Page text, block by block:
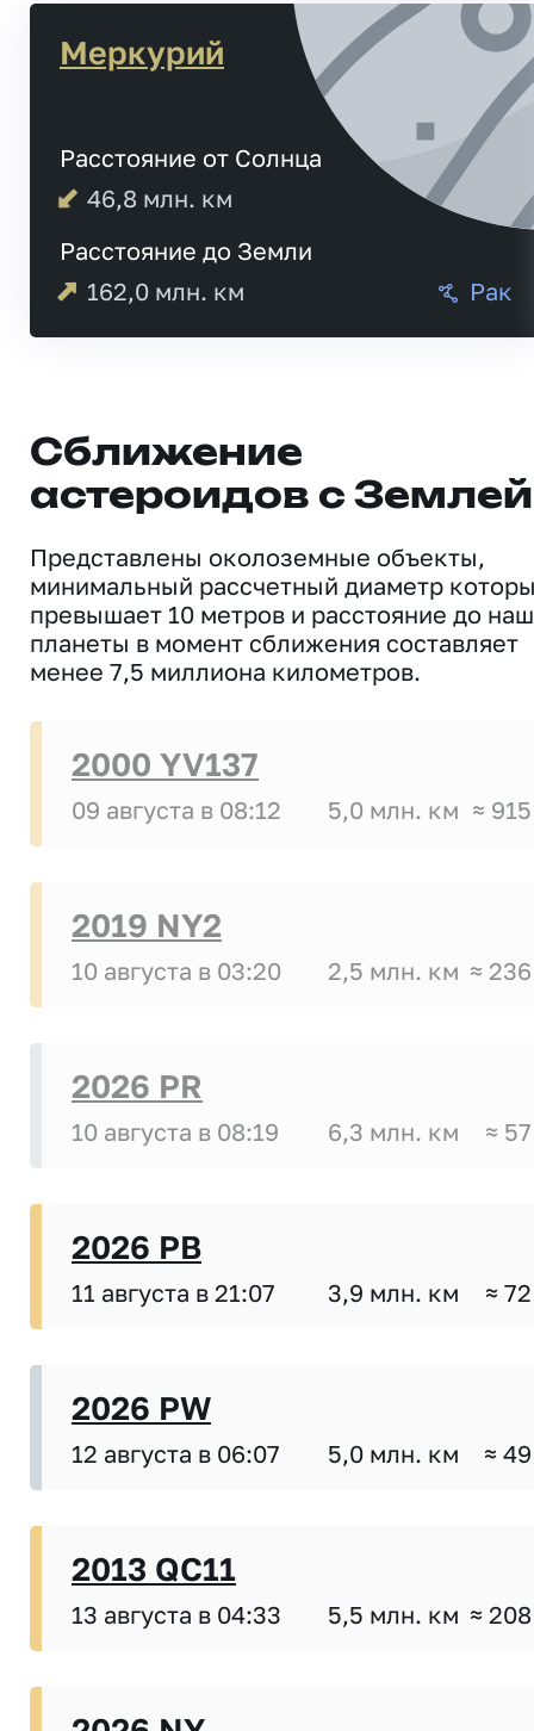
Меркурий
Расстояние от Солнца
46,8 млн. км
Расстояние до Земли
162,0 млн. км Рак
Сближение
астероидов с Землей
Представлены околоземные объекты,
минимальный рассчетный диаметр
превышает 10 метров и расстояние до
планеты в момент сближения составляет
менее 7,5 миллиона километров.
2000 YV137
09 августа в 08:12 5,0 млн. км ≈
2019 NY2
10 августа в 03:20 2,5 млн. км ≈
2026 PR
10 августа в 08:19 6,3 млн. км ≈
2026 PB
11 августа в 21:07 3,9 млн. км ≈
2026 PW
12 августа в 06:07 5,0 млн. км ≈
2013 QC11
13 августа в 04:33 5,5 млн. км ≈